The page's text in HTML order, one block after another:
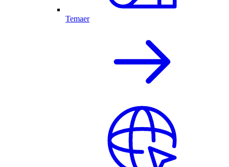
Temaer